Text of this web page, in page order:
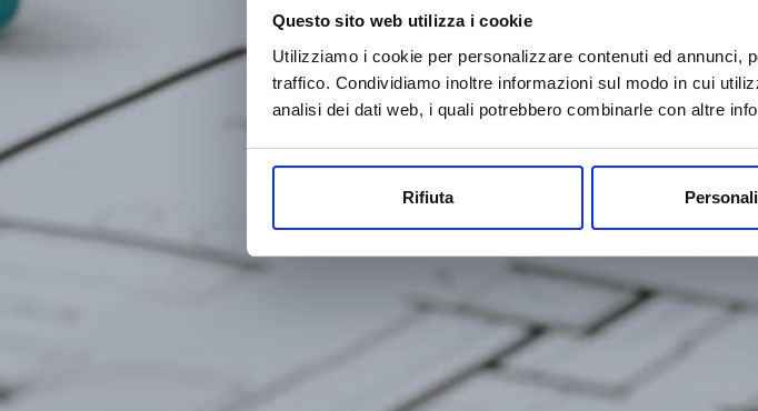
Questo sito web utilizza i cookie
Utilizziamo i cookie per personalizzare contenuti ed annunci,
traffico. Condividiamo inoltre informazioni sul modo in cui
analisi dei dati web, i quali potrebbero combinarle con altre
Rifiuta